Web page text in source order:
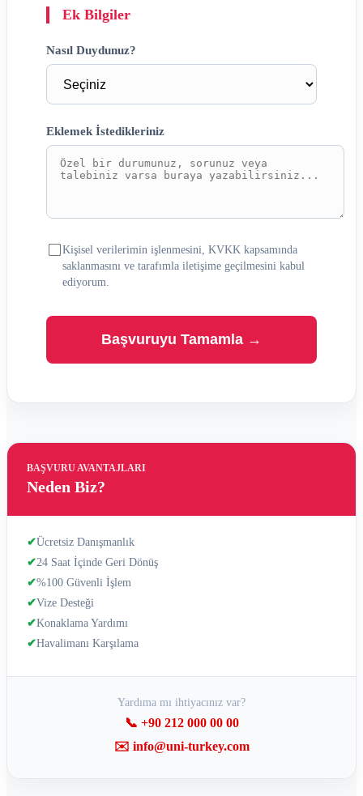
BAŞVURU AVANTAJLARI
Neden Biz?
✔Ücretsiz Danışmanlık
✔24 Saat İçinde Geri Dönüş
✔%100 Güvenli İşlem
✔Vize Desteği
✔Konaklama Yardımı
✔Havalimanı Karşılama
Yardıma mı ihtiyacınız var?
📞 +90 212 000 00 00
✉️ info@uni-turkey.com
Ek Bilgiler
Nasıl Duydunuz?
Eklemek İstedikleriniz
Kişisel verilerimin işlenmesini, KVKK kapsamında
saklanmasını ve tarafımla iletişime geçilmesini kabul
ediyorum.
Başvuruyu Tamamla →